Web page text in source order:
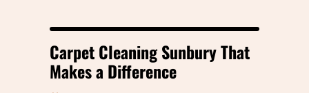
Carpet Cleaning Sunbury That
Makes a Difference